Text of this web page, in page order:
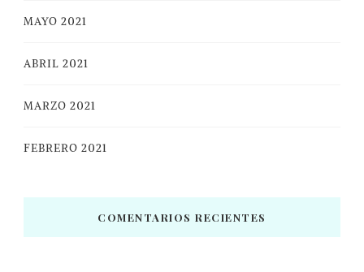
MAYO 2021
ABRIL 2021
MARZO 2021
FEBRERO 2021
COMENTARIOS RECIENTES